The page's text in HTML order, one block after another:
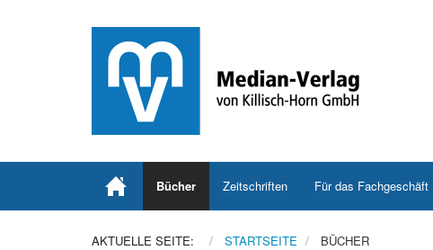
Bücher Zeitschriften Für das Fachgeschäft
AKTUELLE SEITE: STARTSEITE BÜCHER